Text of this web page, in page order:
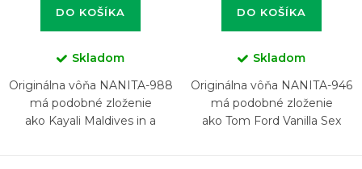
DO KOŠÍKA
Skladom
Originálna vôňa NANITA-988
má podobné zloženie
ako Kayali Maldives in a
DO KOŠÍKA
Skladom
Originálna vôňa NANITA-946
má podobné zloženie
ako Tom Ford Vanilla Sex